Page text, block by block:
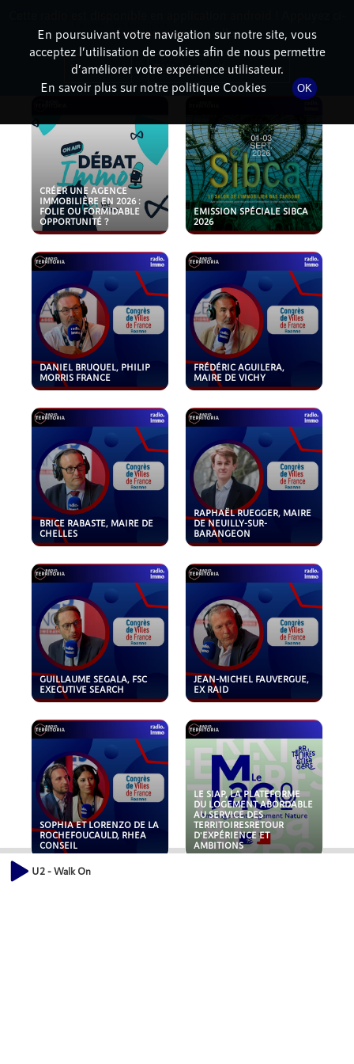
PODCASTS
CRÉER UNE AGENCE
IMMOBILIÈRE EN 2026 :
FOLIE OU FORMIDABLE
OPPORTUNITÉ ?
EMISSION SPÉCIALE SIBCA
2026
DANIEL BRUQUEL, PHILIP
MORRIS FRANCE
FRÉDÉRIC AGUILERA,
MAIRE DE VICHY
BRICE RABASTE, MAIRE DE
CHELLES
RAPHAËL RUEGGER, MAIRE
DE NEUILLY-SUR-
BARANGEON
GUILLAUME SEGALA, FSC
EXECUTIVE SEARCH
JEAN-MICHEL FAUVERGUE,
EX RAID
SOPHIA ET LORENZO DE LA
ROCHEFOUCAULD, RHEA
CONSEIL
LE SIAP, LA PLATEFORME
DU LOGEMENT ABORDABLE
AU SERVICE DES
TERRITOIRESRETOUR
D'EXPÉRIENCE ET
AMBITIONS
U2 - Walk On
En poursuivant votre navigation sur notre site, vous
acceptez l’utilisation de cookies afin de nous permettre
d’améliorer votre expérience utilisateur.
En savoir plus sur notre politique Cookies
OK
dessous pour l'installer.
Non merci Télécharger l'application